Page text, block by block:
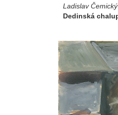
Ladislav Čemický
Dedinská